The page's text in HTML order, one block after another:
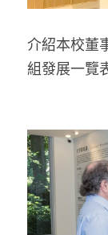
介紹本校董
組發展一覽